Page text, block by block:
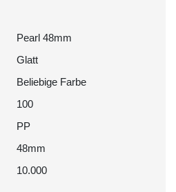
Pearl 48mm
Glatt
Beliebige Farbe
100
PP
48mm
10.000